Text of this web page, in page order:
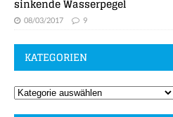
sinkende Wasserpegel
08/03/2017 9
KATEGORIEN